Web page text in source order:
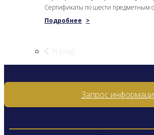
Сертификаты по шести предметным
Подробнее >
Назад
Запрос